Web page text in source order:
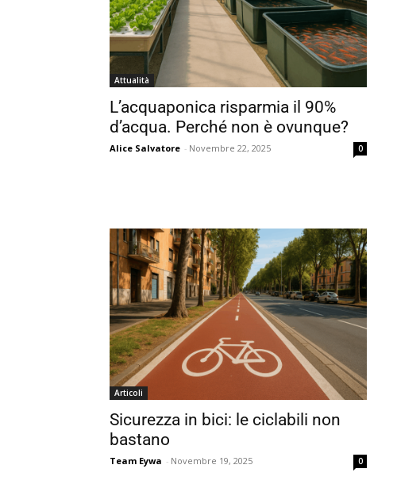
Attualità
L’acquaponica risparmia il 90%
d’acqua. Perché non è ovunque?
Alice Salvatore - Novembre 22, 2025 0
Articoli
Sicurezza in bici: le ciclabili non
bastano
Team Eywa - Novembre 19, 2025 0